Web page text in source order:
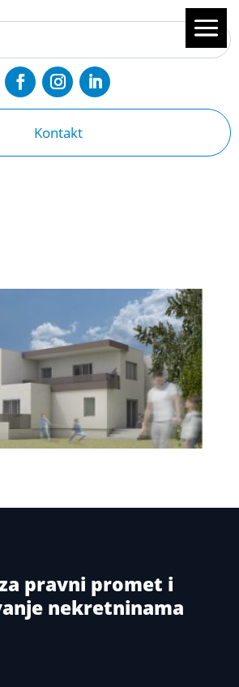
Kontakt
pravni promet i
nekretninama